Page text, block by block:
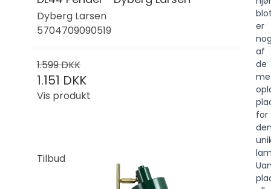
Dyberg Larsen
5704709090519
1.599 DKK
1.151 DKK
Vis produkt
Tilbud
er
af
de
for